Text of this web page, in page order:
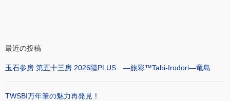
最近の投稿
玉石参房 第五十三房 2026陸PLUS ―旅彩™Tabi-Irodori―竜島
TWSBI万年筆の魅力再発見！